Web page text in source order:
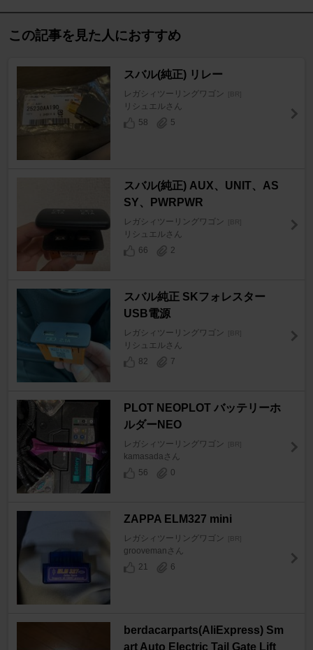
この記事を見た人におすすめ
スバル(純正) リレー
レガシィツーリングワゴン [BR]
リシュエルさん
58
5
スバル(純正) AUX、UNIT、AS
SY、PWRPWR
レガシィツーリングワゴン [BR]
リシュエルさん
66
2
スバル純正 SKフォレスター
USB電源
レガシィツーリングワゴン [BR]
リシュエルさん
82
7
PLOT NEOPLOT バッテリーホ
ルダーNEO
レガシィツーリングワゴン [BR]
kamasadaさん
56
0
ZAPPA ELM327 mini
レガシィツーリングワゴン [BR]
groovemanさん
21
6
berdacarparts(AliExpress) Sm
art Auto Electric Tail Gate Lift